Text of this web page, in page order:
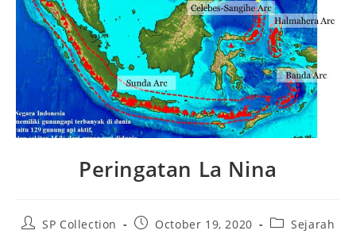
Peringatan La Nina
PostSP Collection
PostOctober 19, 2020
PostSejarah